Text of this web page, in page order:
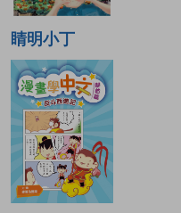
睛明小丁